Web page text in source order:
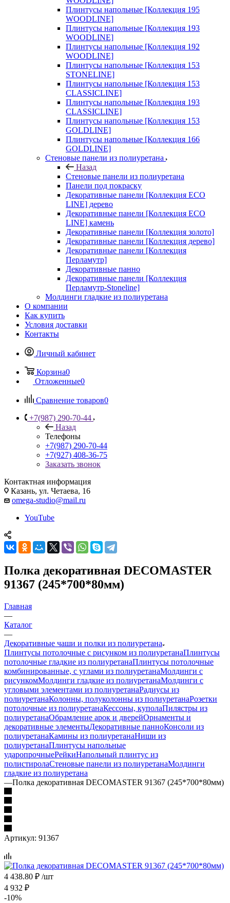
Плинтусы напольные [Коллекция 195
WOODLINE]
Плинтусы напольные [Коллекция 193
WOODLINE]
Плинтусы напольные [Коллекция 192
WOODLINE]
Плинтусы напольные [Коллекция 153
STONELINE]
Плинтусы напольные [Коллекция 153
CLASSICLINE]
Плинтусы напольные [Коллекция 193
CLASSICLINE]
Плинтусы напольные [Коллекция 153
GOLDLINE]
Плинтусы напольные [Коллекция 166
GOLDLINE]
Стеновые панели из полиуретана
Назад
Стеновые панели из полиуретана
Панели под покраску
Декоративные панели [Коллекция ECO
LINE] дерево
Декоративные панели [Коллекция ECO
LINE] камень
Декоративные панели [Коллекция золото]
Декоративные панели [Коллекция дерево]
Декоративные панели [Коллекция
Перламутр]
Декоративные панно
Декоративные панели [Коллекция
Перламутр-Stoneline]
Молдинги гладкие из полиуретана
О компании
Как купить
Условия доставки
Контакты
Личный кабинет
Корзина0
Отложенные0
Сравнение товаров0
+7(987) 290-70-44
Назад
Телефоны
+7(987) 290-70-44
+7(927) 408-36-75
Заказать звонок
Контактная информация
Казань, ул. Четаева, 16
omega-studio@mail.ru
YouTube
Полка декоративная DECOMASTER
91367 (245*700*80мм)
Главная
—
Каталог
—
Декоративные чаши и полки из полиуретана
Плинтусы потолочные с рисунком из полиуретанаПлинтусы
потолочные гладкие из полиуретанаПлинтусы потолочные
комбинированные, с углами из полиуретанаМолдинги c
рисункомМолдинги гладкие из полиуретанаМолдинги с
угловыми элементами из полиуретанаРадиусы из
полиуретанаКолонны, полуколонны из полиуретанаРозетки
потолочные из полиуретанаКессоны, куполаПилястры из
полиуретанаОбрамление арок и дверейОрнаменты и
декоративные элементыДекоративные панноКонсоли из
полиуретанаКамины из полиуретанаНиши из
полиуретанаПлинтусы напольные
ударопрочныеРейкиНапольный плинтус из
полистиролаСтеновые панели из полиуретанаМолдинги
гладкие из полиуретана
—Полка декоративная DECOMASTER 91367 (245*700*80мм)
Артикул: 91367
4 438.80 ₽ /шт
4 932 ₽
-10%